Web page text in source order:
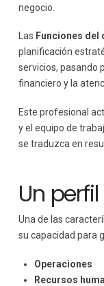
negocio.
Las Funciones
planificación
servicios, pasando
financiero y la
Este profesional
y el equipo de
se traduzca en
Un
Una de las
su capacidad para
Operaciones
Recursos